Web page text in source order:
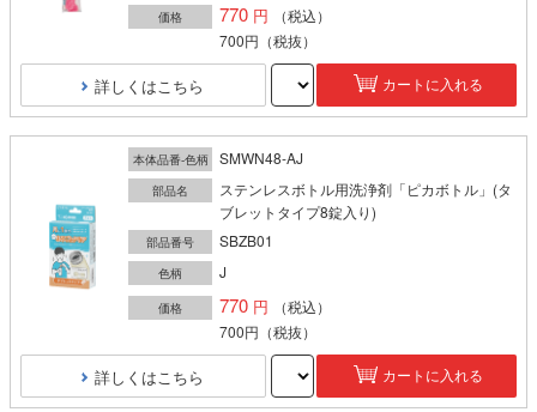
価格 770
（税込）
700円 （税抜）
詳しくはこちら カートに入れる
本体品番-色柄 SMWN48-AJ
部品名
ステンレスボトル用洗浄剤「ピカボトル」(タ
ブレットタイプ8錠入り)
部品番号 SBZB01
色柄 J
価格 770
（税込）
700円 （税抜）
詳しくはこちら カートに入れる